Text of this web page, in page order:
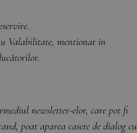
Valabilitate, mentionat in
newsletter-elor, care pot fi
poat aparea casete de dialog cu